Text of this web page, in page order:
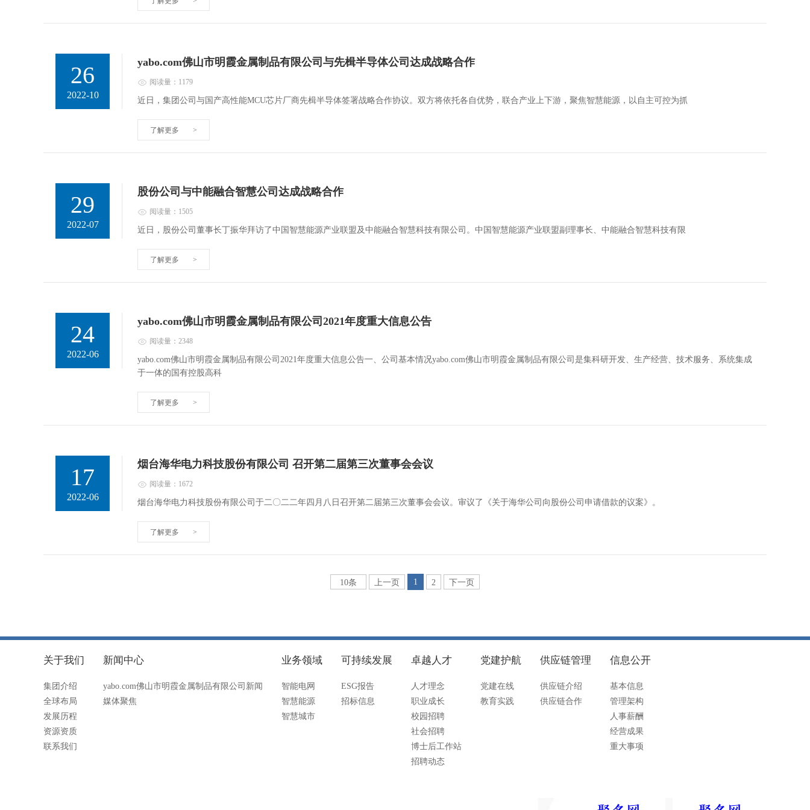
26
2022-10
yabo.com佛山市明霞金属制品有限公司与先楫半导体公司达成战略合作
阅读量：1179
近日，集团公司与国产高性能MCU芯片厂商先楫半导体签署战略合作协议。双方将依托各自优势，联合产业上下游，聚焦智慧能源，以自主可控为抓
了解更多 >
29
2022-07
股份公司与中能融合智慧公司达成战略合作
阅读量：1505
近日，股份公司董事长丁振华拜访了中国智慧能源产业联盟及中能融合智慧科技有限公司。中国智慧能源产业联盟副理事长、中能融合智慧科技有限
了解更多 >
24
2022-06
yabo.com佛山市明霞金属制品有限公司2021年度重大信息公告
阅读量：2348
yabo.com佛山市明霞金属制品有限公司2021年度重大信息公告一、公司基本情况yabo.com佛山市明霞金属制品有限公司是集科研开发、生产经营、技术服务、系统集成
于一体的国有控股高科
了解更多 >
17
2022-06
烟台海华电力科技股份有限公司 召开第二届第三次董事会会议
阅读量：1672
烟台海华电力科技股份有限公司于二〇二二年四月八日召开第二届第三次董事会会议。审议了《关于海华公司向股份公司申请借款的议案》。
了解更多 >
10条 上一页 1 2 下一页
关于我们
集团介绍
全球布局
发展历程
资源资质
联系我们
新闻中心
yabo.com佛山市明霞金属制品有限公司新闻
媒体聚焦
业务领域
智能电网
智慧能源
智慧城市
可持续发展
ESG报告
招标信息
卓越人才
人才理念
职业成长
校园招聘
社会招聘
博士后工作站
招聘动态
党建护航
党建在线
教育实践
供应链管理
供应链介绍
供应链合作
信息公开
基本信息
管理架构
人事薪酬
经营成果
重大事项